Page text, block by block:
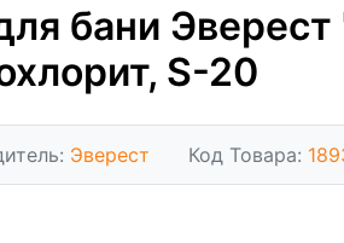
бани
S-20
Эверест Код Товара: